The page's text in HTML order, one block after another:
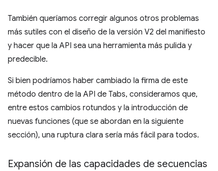
También queríamos corregir algunos otros problemas
más sutiles con el diseño de la versión V2 del manifiesto
y hacer que la API sea una herramienta más pulida y
predecible.
Si bien podríamos haber cambiado la firma de este
método dentro de la API de Tabs, consideramos que,
entre estos cambios rotundos y la introducción de
nuevas funciones (que se abordan en la siguiente
sección), una ruptura clara sería más fácil para todos.
Expansión de las capacidades de secuencias